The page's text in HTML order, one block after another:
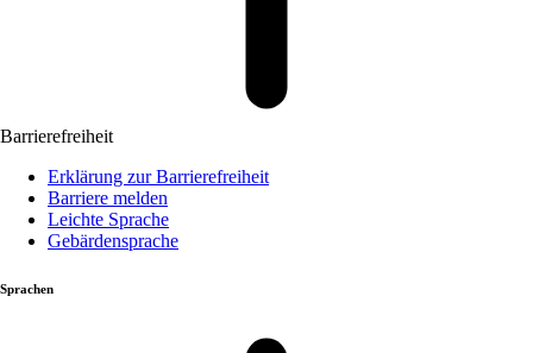
Barrierefreiheit
Erklärung zur Barrierefreiheit
Barriere melden
Leichte Sprache
Gebärdensprache
Sprachen